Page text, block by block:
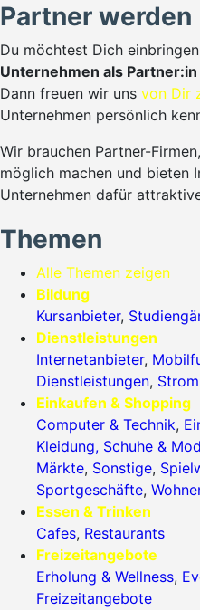
Partner werden
Du möchtest Dich
Unternehmen als
Dann freuen wir uns von Dir
Unternehmen persönlich
Wir brauchen Partner-
möglich machen und bieten
Unternehmen dafür
Themen
Alle Themen zeigen
Bildung
Kursanbieter,
Dienstleistungen
Internetanbieter,
Dienstleistungen,
Einkaufen & Shopping
Computer & Technik,
Kleidung, Schuhe &
Märkte, Sonstige,
Sportgeschäfte,
Essen & Trinken
Cafes, Restaurants
Freizeitangebote
Erholung & Wellness,
Freizeitangebote